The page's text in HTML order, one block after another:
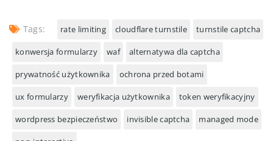
Tags: rate limiting cloudflare turnstile turnstile captcha
konwersja formularzy waf alternatywa dla captcha
prywatność użytkownika ochrona przed botami
ux formularzy weryfikacja użytkownika token weryfikacyjny
wordpress bezpieczeństwo invisible captcha managed mode